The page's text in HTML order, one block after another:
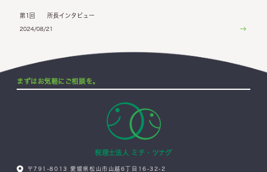
第1回 所長インタビュー
2024/08/21
まずはお気軽にご相談を。
税理士法人 ミチ・ツナグ
〒791-8013 愛媛県松山市山越6丁目16-32-2